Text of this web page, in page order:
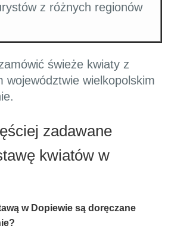
z różnych regionów
świeże kwiaty z
województwie wielkopolskim
zadawane
kwiatów w
w Dopiewie są doręczane